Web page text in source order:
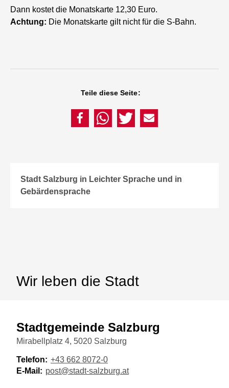
Dann kostet die Monatskarte 12,30 Euro.
Achtung: Die Monatskarte gilt nicht für die S-Bahn.
Teile diese Seite:
Stadt Salzburg in Leichter Sprache und in
Gebärdensprache
Wir leben die Stadt
Stadtgemeinde Salzburg
Mirabellplatz 4, 5020 Salzburg
Telefon: +43 662 8072-0
E-Mail: post@stadt-salzburg.at